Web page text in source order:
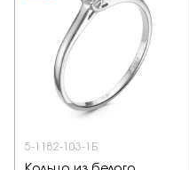
5-1182-103-1Б